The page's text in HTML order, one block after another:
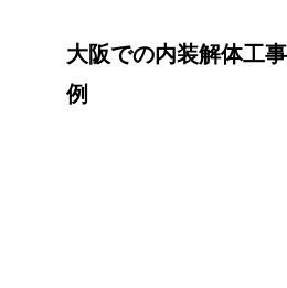
大阪での内装解体工
例